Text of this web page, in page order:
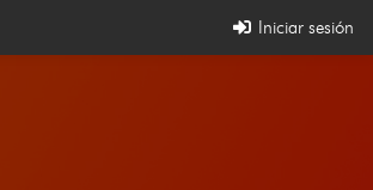
Iniciar sesión